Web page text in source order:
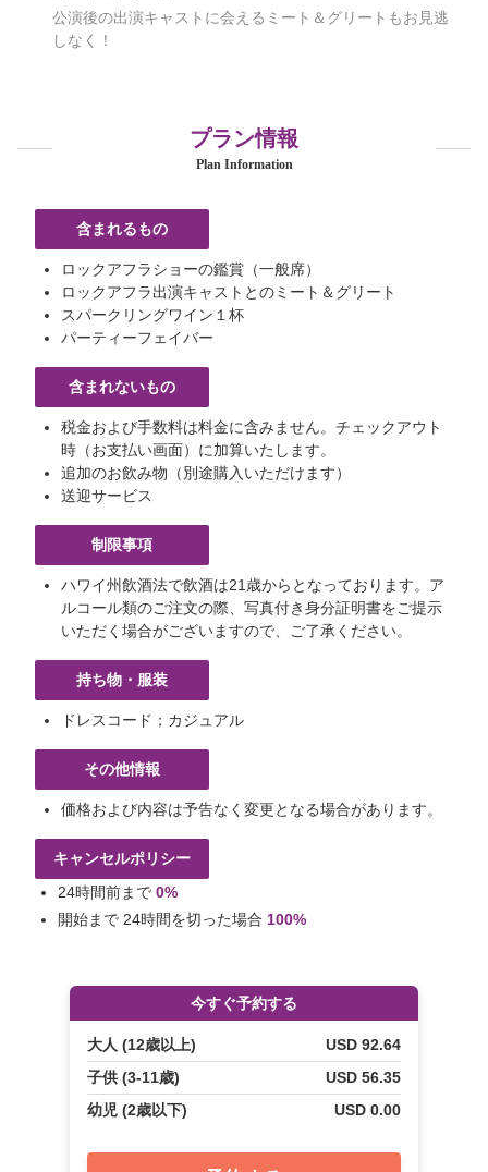
公演後の出演キャストに会えるミート＆グリートもお見逃
しなく！
プラン情報
Plan Information
含まれるもの
ロックアフラショーの鑑賞（一般席）
ロックアフラ出演キャストとのミート＆グリート
スパークリングワイン１杯
パーティーフェイバー
含まれないもの
税金および手数料は料金に含みません。チェックアウト
時（お支払い画面）に加算いたします。
追加のお飲み物（別途購入いただけます）
送迎サービス
制限事項
ハワイ州飲酒法で飲酒は21歳からとなっております。ア
ルコール類のご注文の際、写真付き身分証明書をご提示
いただく場合がございますので、ご了承ください。
持ち物・服装
ドレスコード；カジュアル
その他情報
価格および内容は予告なく変更となる場合があります。
キャンセルポリシー
24時間前まで 0%
開始まで 24時間を切った場合 100%
今すぐ予約する
大人 (12歳以上)
USD 92.64
子供 (3-11歳)
USD 56.35
幼児 (2歳以下)
USD 0.00